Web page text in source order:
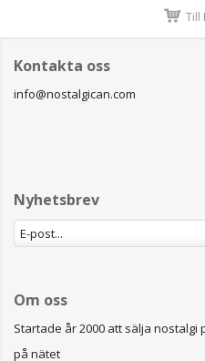
Till
Kontakta oss
info@nostalgican.com
Nyhetsbrev
Om oss
Startade år 2000 att sälja nostalgi
på nätet